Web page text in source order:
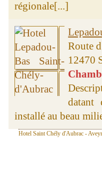
régionale[...]
Route
12470
datant
installé au beau
Hotel Saint Chély d'Aubrac -